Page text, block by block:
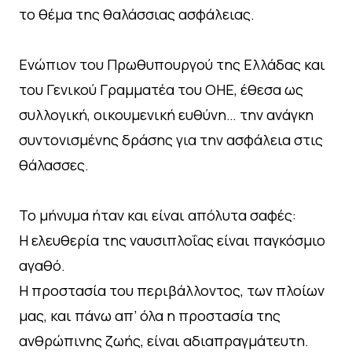
το θέμα της θαλάσσιας ασφάλειας.
Ενώπιον του Πρωθυπουργού της Ελλάδας και
του Γενικού Γραμματέα του ΟΗΕ, έθεσα ως
συλλογική, οικουμενική ευθύνη… την ανάγκη
συντονισμένης δράσης για την ασφάλεια στις
θάλασσες.
Το μήνυμα ήταν και είναι απόλυτα σαφές:
Η ελευθερία της ναυσιπλοΐας είναι παγκόσμιο
αγαθό.
Η προστασία του περιβάλλοντος, των πλοίων
μας, και πάνω απ’ όλα η προστασία της
ανθρώπινης ζωής, είναι αδιαπραγμάτευτη.